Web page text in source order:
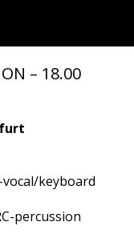
– 18.00
keyboard
percussion